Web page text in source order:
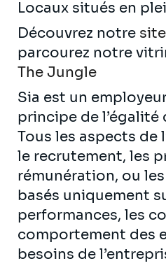
Locaux situés en
Découvrez notre
parcourez notre
The Jungle
Sia est un
principe de l’égalité
Tous les aspects de
le recrutement, les
rémunération, ou
basés uniquement
performances, les
comportement des
besoins de